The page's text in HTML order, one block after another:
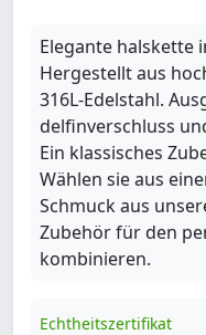
Elegante halskette
Hergestellt aus
316L-Edelstahl.
delfinverschluss
Ein klassisches
Wählen sie aus
Schmuck aus
Zubehör für den
kombinieren.
Echtheitszertifikat